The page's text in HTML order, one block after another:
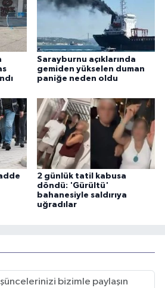
Sarayburnu açıklarında
gemiden yükselen duman
paniğe neden oldu
2 günlük tatil kabusa
döndü: 'Gürültü'
bahanesiyle saldırıya
uğradılar